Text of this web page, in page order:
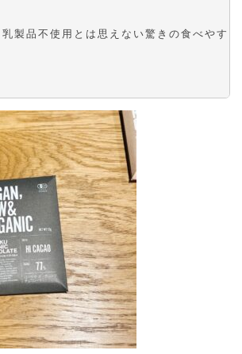
製品不使用とは思えない驚きの食べやす